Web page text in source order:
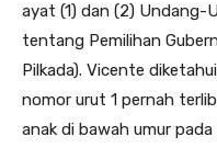
ayat (1) dan (2) Undang-
tentang Pemilihan
Pilkada). Vicente
nomor urut 1 pernah
anak di bawah umur